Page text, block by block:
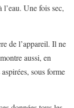
Une fois sec,
de l’appareil. Il ne
aussi, en
sous forme